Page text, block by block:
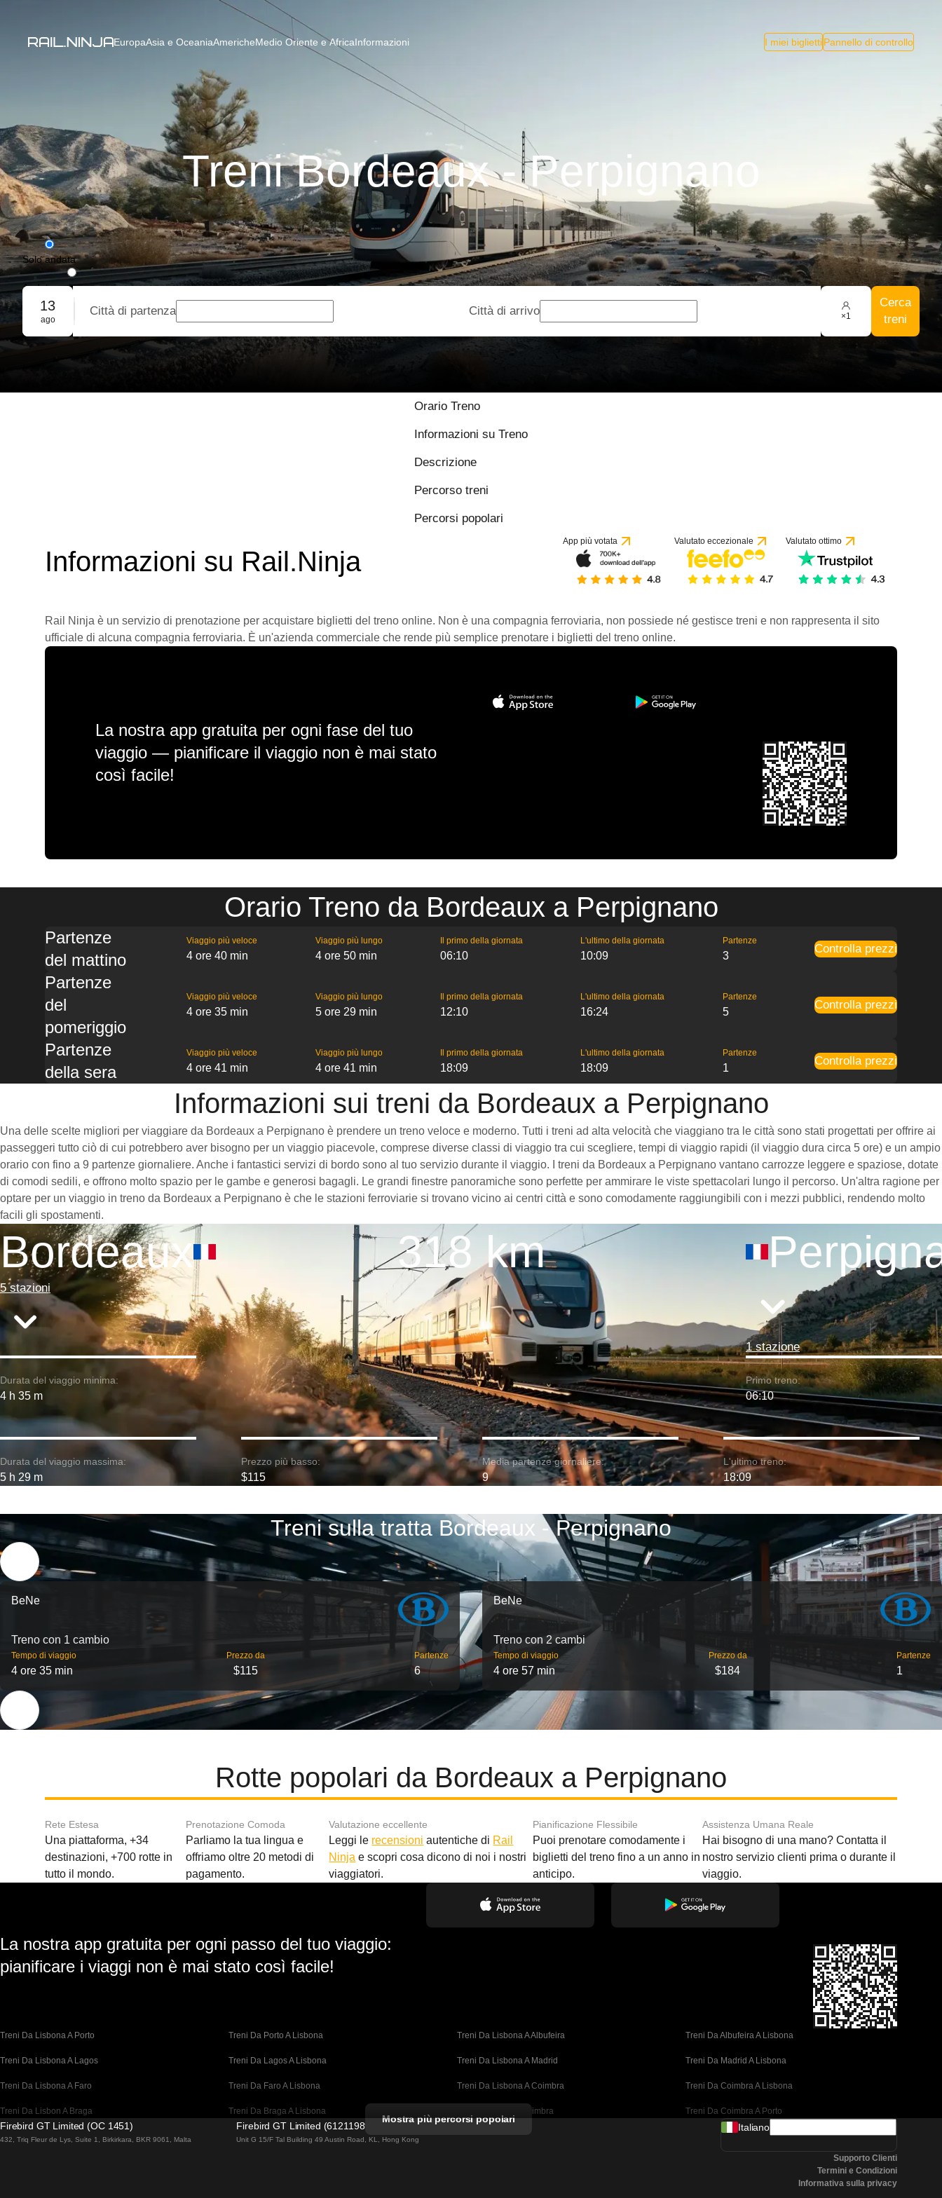
EuropaAsia e OceaniaAmericheMedio Oriente e AfricaInformazioni I miei bigliettiPannello di controllo
Treni Bordeaux - Perpignano
Solo andata
Andata e ritorno
Prenotazione di gruppo
13
ago
Città di partenza Città di arrivo ×1
Cerca
treni
Orario Treno
Informazioni su Treno
Descrizione
Percorso treni
Percorsi popolari
Informazioni su Rail.Ninja
App più votata Valutato eccezionale Valutato ottimo
Rail Ninja è un servizio di prenotazione per acquistare biglietti del treno online. Non è una compagnia ferroviaria, non possiede né gestisce treni e non rappresenta il sito
ufficiale di alcuna compagnia ferroviaria. È un'azienda commerciale che rende più semplice prenotare i biglietti del treno online.
La nostra app gratuita per ogni fase del tuo
viaggio — pianificare il viaggio non è mai stato
così facile!
Orario Treno da Bordeaux a Perpignano
Partenze
del mattino
Viaggio più veloce
4 ore 40 min
Viaggio più lungo
4 ore 50 min
Il primo della giornata
06:10
L'ultimo della giornata
10:09
Partenze
3
Controlla prezzi
Partenze
del
pomeriggio
Viaggio più veloce
4 ore 35 min
Viaggio più lungo
5 ore 29 min
Il primo della giornata
12:10
L'ultimo della giornata
16:24
Partenze
5
Controlla prezzi
Partenze
della sera
Viaggio più veloce
4 ore 41 min
Viaggio più lungo
4 ore 41 min
Il primo della giornata
18:09
L'ultimo della giornata
18:09
Partenze
1
Controlla prezzi
Informazioni sui treni da Bordeaux a Perpignano
Una delle scelte migliori per viaggiare da Bordeaux a Perpignano è prendere un treno veloce e moderno. Tutti i treni ad alta velocità che viaggiano tra le città sono stati progettati per offrire ai
passeggeri tutto ciò di cui potrebbero aver bisogno per un viaggio piacevole, comprese diverse classi di viaggio tra cui scegliere, tempi di viaggio rapidi (il viaggio dura circa 5 ore) e un ampio
orario con fino a 9 partenze giornaliere. Anche i fantastici servizi di bordo sono al tuo servizio durante il viaggio. I treni da Bordeaux a Perpignano vantano carrozze leggere e spaziose, dotate
di comodi sedili, e offrono molto spazio per le gambe e generosi bagagli. Le grandi finestre panoramiche sono perfette per ammirare le viste spettacolari lungo il percorso. Un'altra ragione per
optare per un viaggio in treno da Bordeaux a Perpignano è che le stazioni ferroviarie si trovano vicino ai centri città e sono comodamente raggiungibili con i mezzi pubblici, rendendo molto
facili gli spostamenti.
Bordeaux
5 stazioni
318 km
1 stazione
Durata del viaggio minima:
4 h 35 m
Primo treno:
06:10
Durata del viaggio massima:
5 h 29 m
Prezzo più basso:
$115
Media partenze giornaliere:
9
L'ultimo treno:
18:09
Treni sulla tratta Bordeaux - Perpignano
BeNe
Treno con 1 cambio
Tempo di viaggio
4 ore 35 min
Prezzo da
$115
Partenze
6
BeNe
Treno con 2 cambi
Tempo di viaggio
4 ore 57 min
Prezzo da
$184
Partenze
1
Rotte popolari da Bordeaux a Perpignano
Rete Estesa
Una piattaforma, +34
destinazioni, +700 rotte in
tutto il mondo.
Prenotazione Comoda
Parliamo la tua lingua e
offriamo oltre 20 metodi di
pagamento.
Valutazione eccellente
Leggi le recensioni autentiche di Rail
Ninja e scopri cosa dicono di noi i nostri
viaggiatori.
Pianificazione Flessibile
Puoi prenotare comodamente i
biglietti del treno fino a un anno in
anticipo.
Assistenza Umana Reale
Hai bisogno di una mano? Contatta il
nostro servizio clienti prima o durante il
viaggio.
La nostra app gratuita per ogni passo del tuo viaggio:
pianificare i viaggi non è mai stato così facile!
Treni Da Lisbona A Porto Treni Da Porto A Lisbona Treni Da Lisbona A Albufeira Treni Da Albufeira A Lisbona
Treni Da Lisbona A Lagos Treni Da Lagos A Lisbona Treni Da Lisbona A Madrid Treni Da Madrid A Lisbona
Treni Da Lisbona A Faro Treni Da Faro A Lisbona Treni Da Lisbona A Coimbra Treni Da Coimbra A Lisbona
Treni Da Lisbon A Braga Treni Da Braga A Lisbona Treni Da Porto A Coimbra Treni Da Coimbra A Porto
Treni Da Barcellona A Madrid Treni Da Madrid A Barcellona Treni Da Valencia A Barcellona
Mostra più percorsi popolari
Firebird GT Limited (OC 1451)
432, Triq Fleur de Lys, Suite 1, Birkirkara, BKR 9061, Malta
Firebird GT Limited (61211989)
Unit G 15/F Tal Building 49 Austin Road, KL, Hong Kong
Italiano
Supporto Clienti
Termini e Condizioni
Informativa sulla privacy